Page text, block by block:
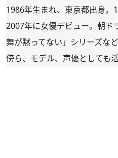
1986年生まれ、東京都出身。
2007年に女優デビュー。朝ド
舞が黙ってない」シリーズな
傍ら、モデル、声優としても活